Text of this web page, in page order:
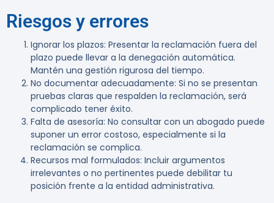
Riesgos y errores
Ignorar los plazos: Presentar la reclamación fuera del
plazo puede llevar a la denegación automática.
Mantén una gestión rigurosa del tiempo.
No documentar adecuadamente: Si no se presentan
pruebas claras que respalden la reclamación, será
complicado tener éxito.
Falta de asesoría: No consultar con un abogado puede
suponer un error costoso, especialmente si la
reclamación se complica.
Recursos mal formulados: Incluir argumentos
irrelevantes o no pertinentes puede debilitar tu
posición frente a la entidad administrativa.